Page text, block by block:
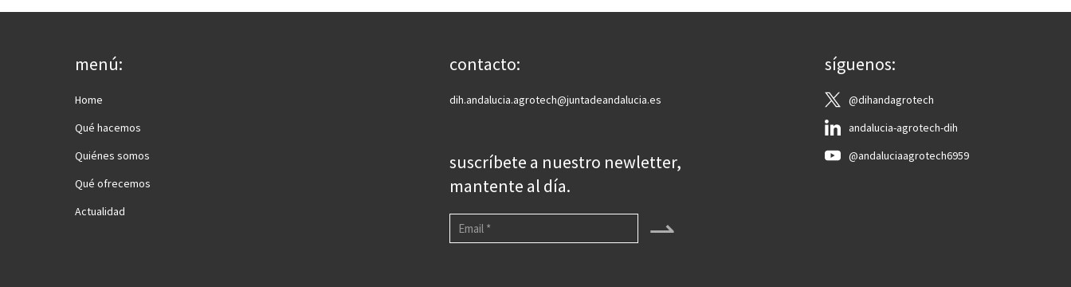
menú:
Home
Qué hacemos
Quiénes somos
Qué ofrecemos
Actualidad
contacto:
dih.andalucia.agrotech@juntadeandalucia.es
suscríbete a nuestro newletter,
mantente al día.
⇀
síguenos:
@dihandagrotech
andalucia-agrotech-dih
@andaluciaagrotech6959